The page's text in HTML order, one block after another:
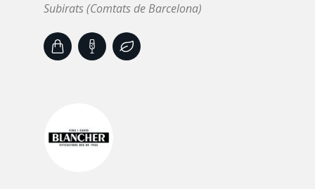
Subirats (Comtats de Barcelona)